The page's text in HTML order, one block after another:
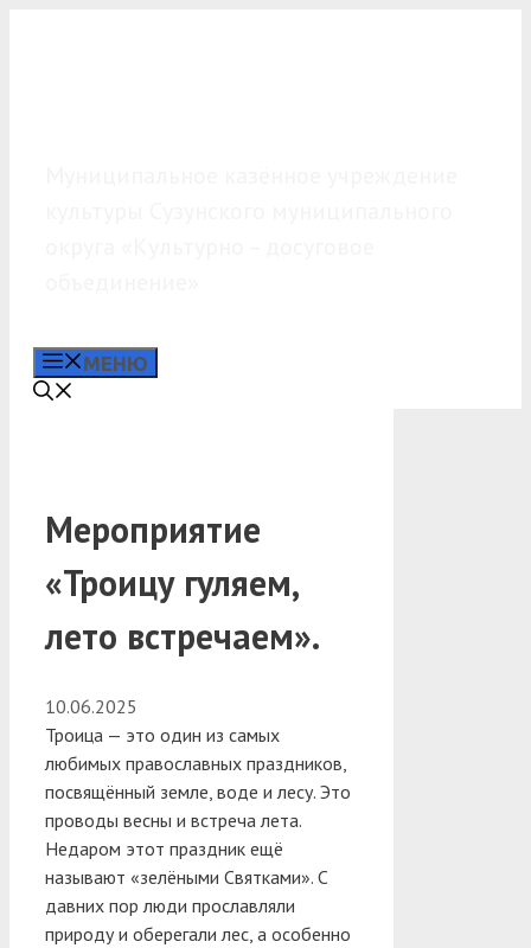
МЕНЮ
Мероприятие
«Троицу гуляем,
лето встречаем».
10.06.2025
Троица — это один из самых
любимых православных праздников,
посвящённый земле, воде и лесу. Это
проводы весны и встреча лета.
Недаром этот праздник ещё
называют «зелёными Святками». С
давних пор люди прославляли
природу и оберегали лес, а особенно